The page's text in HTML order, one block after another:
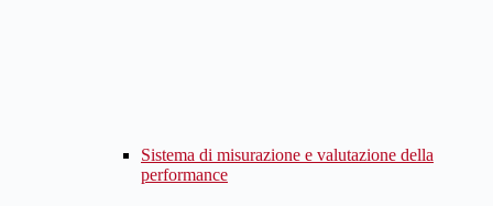
Sistema di misurazione e valutazione della
performance